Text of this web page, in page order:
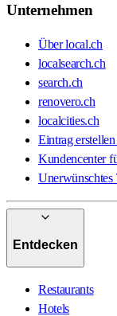
Unternehmen
Über local.ch
localsearch.ch
search.ch
renovero.ch
localcities.ch
Eintrag
Kundencenter
Unerwünschtes
Entdecken
Restaurants
Hotels